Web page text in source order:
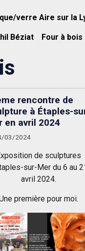
verre Aire sur la
Béziat Four à
rencontre de
à Étaples-
en avril 2024
03/2024
de sculptures
sur-Mer du 6 au
avril 2024.
première pour moi.